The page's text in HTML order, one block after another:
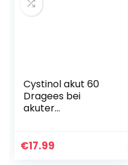
Cystinol akut 60
Dragees bei
akuter
&
€17.99